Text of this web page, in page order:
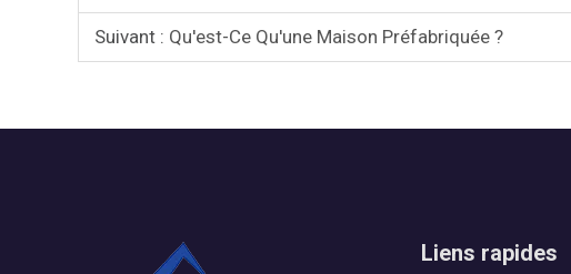
Suivant : Qu'est-Ce Qu'une Maison Préfabriquée ?
Liens rapides